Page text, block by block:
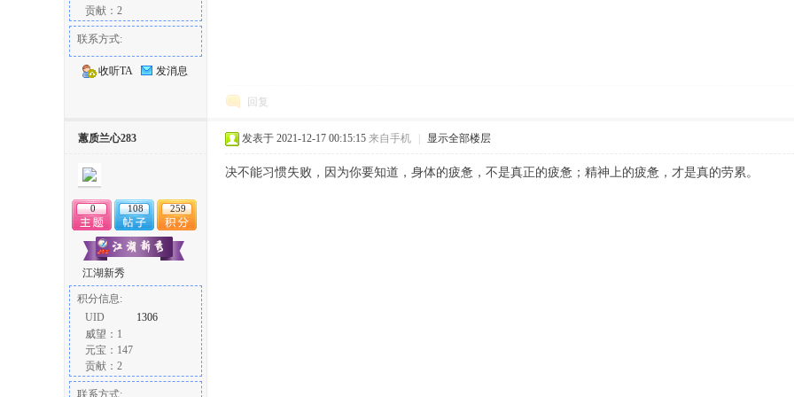
贡献：2
联系方式:
收听TA 发消息
回复
蕙质兰心283
0 108 259
江湖新秀
积分信息:
UID
1306
威望：1
元宝：147
贡献：2
联系方式:
发表于 2021-12-17 00:15:15 来自手机 显示全部楼层
决不能习惯失败，因为你要知道，身体的疲惫，不是真正的疲惫；精神上的疲惫，才是真的劳累。